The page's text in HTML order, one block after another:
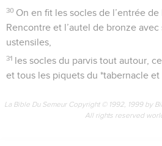
30 On en fit les socles de l’entrée
Rencontre et l’autel de bronze
ustensiles,
31 les socles du parvis tout autour,
et tous les piquets du *tabernacle et
La Bible Du Semeur Copyright © 1992, 1999 by
All rights reserved